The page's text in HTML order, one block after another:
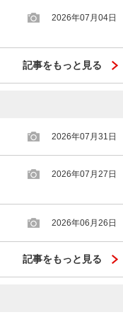
2026年07月04日
記事をもっと見る
2026年07月31日
2026年07月27日
2026年06月26日
記事をもっと見る